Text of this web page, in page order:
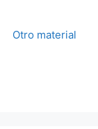
Otro material